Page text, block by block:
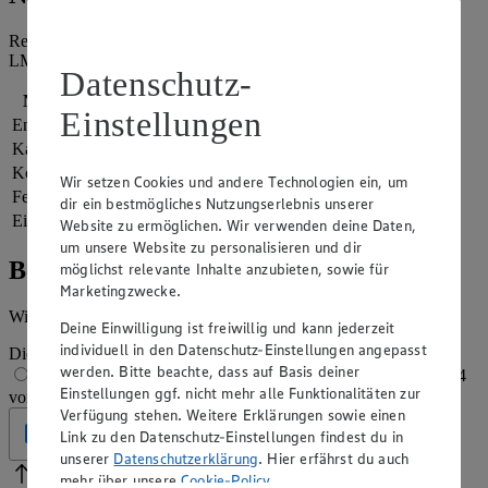
Referenzmenge für einen durchschnittlichen Erwachsenen laut
LMIV (8.400 kJ/2.000 kcal).
Nährwerte
pro Portion
Energie
2.274 kj (27 %)
Kalorien
543 kcal (27 %)
Kohlenhydrate
11 g
Fett
22 g
Eiweiß
65 g
Bewertung
Wie hat es dir geschmeckt?
Die Bewertung wird automatisch gespeichert
1 von 5 Sternen
2 von 5 Sternen 3 von 5 Sternen
4
von 5 Sternen
5 von 5 Sternen
Geprüft
Bitte Pfeile benutzen
Vielen Dank für deine Bewertung.
Datenschutz-
Einstellungen
Wir setzen Cookies und andere Technologien ein, um
dir ein bestmögliches Nutzungserlebnis unserer
Website zu ermöglichen. Wir verwenden deine Daten,
um unsere Website zu personalisieren und dir
möglichst relevante Inhalte anzubieten, sowie für
Marketingzwecke.
Deine Einwilligung ist freiwillig und kann jederzeit
individuell in den Datenschutz-Einstellungen angepasst
werden. Bitte beachte, dass auf Basis deiner
Einstellungen ggf. nicht mehr alle Funktionalitäten zur
Verfügung stehen. Weitere Erklärungen sowie einen
Link zu den Datenschutz-Einstellungen findest du in
unserer Datenschutzerklärung. Hier erfährst du auch
mehr über unsereCookie-Policy.